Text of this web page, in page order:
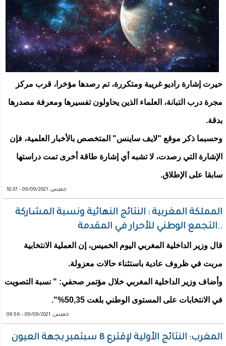
حيرت إشارة راديو غريبة ومتكررة، تم رصدها مؤخرا، قرب مركز
مجرة درب التبانة، العلماء الذين يحاولون تفسيرها ومعرفة مصدرها
بدقة.
وحسبما ذكر موقع "لايف ساينس" المتخصص بالأخبار العلمية، فإن
الإشارة التي رصدت، لا تشبه أي إشارة طاقة أخرى تمت دراستها
سابقا على الإطلاق.
خميس, 09/09/2021 - 10:37
المملكة المغربية : النتائج النهائية ونسبة المشاركة
..التجمع الوطني للأحرار في المقدمة
قال وزير الداخلية المغربي اليوم الخميس، إن العملية الانتخابية
مربت في ظروف عادية باستثناء حالات معزولة.
وأضاف وزير الداخلية المغربي خلال مؤتمر صحفي: " نسبة التصويت
في الانتخابات على المستوى الوطني بلغت 50,35%".
خميس, 09/09/2021 - 09:56
المغرب: النتائج الأولية لإقترع 8 سبتمبر بجهة العيون